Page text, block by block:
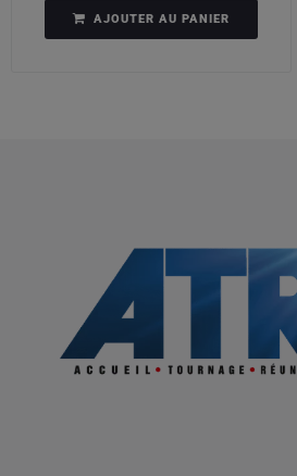
AJOUTER AU PANIER